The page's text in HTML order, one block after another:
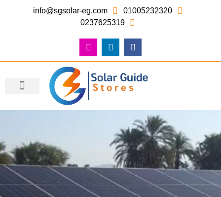
01005232320
info@sgsolar-eg.com
0237625319